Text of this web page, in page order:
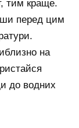
тим краще.
перед цим
на
до водних